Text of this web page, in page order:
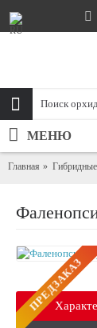
МЕНЮ
Главная Гибридные
ПРЕДЗАКАЗ